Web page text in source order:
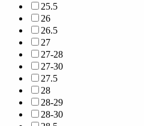
25.5
26
26.5
27
27-28
27-30
27.5
28
28-29
28-30